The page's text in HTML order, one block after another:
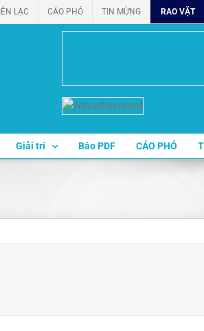
LẠC CÁO PHÓ TIN MỪNG RAO VẶT
Giải trí Báo PDF CÁO PHÓ